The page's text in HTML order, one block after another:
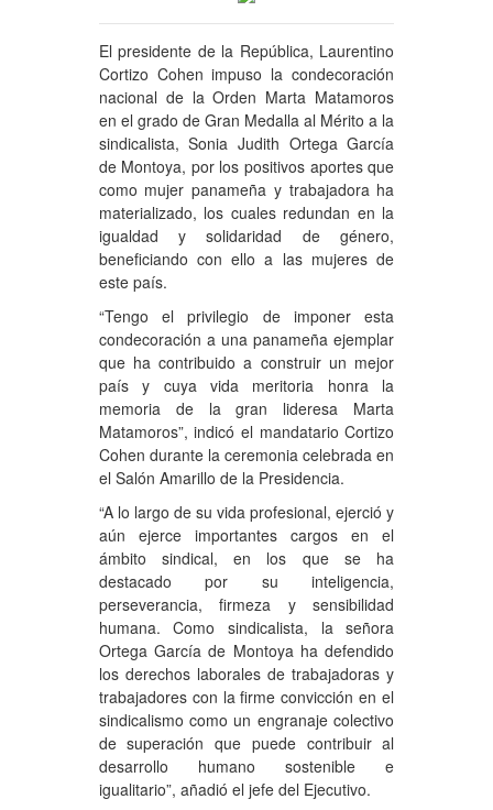
El presidente de la República, Laurentino
Cortizo Cohen impuso la condecoración
nacional de la Orden Marta Matamoros
en el grado de Gran Medalla al Mérito a la
sindicalista, Sonia Judith Ortega García
de Montoya, por los positivos aportes que
como mujer panameña y trabajadora ha
materializado, los cuales redundan en la
igualdad y solidaridad de género,
beneficiando con ello a las mujeres de
este país.
“Tengo el privilegio de imponer esta
condecoración a una panameña ejemplar
que ha contribuido a construir un mejor
país y cuya vida meritoria honra la
memoria de la gran lideresa Marta
Matamoros”, indicó el mandatario Cortizo
Cohen durante la ceremonia celebrada en
el Salón Amarillo de la Presidencia.
“A lo largo de su vida profesional, ejerció y
aún ejerce importantes cargos en el
ámbito sindical, en los que se ha
destacado por su inteligencia,
perseverancia, firmeza y sensibilidad
humana. Como sindicalista, la señora
Ortega García de Montoya ha defendido
los derechos laborales de trabajadoras y
trabajadores con la firme convicción en el
sindicalismo como un engranaje colectivo
de superación que puede contribuir al
desarrollo humano sostenible e
igualitario”, añadió el jefe del Ejecutivo.